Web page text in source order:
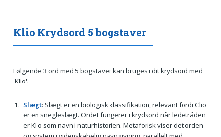
Klio Krydsord 5 bogstaver
Følgende 3 ord med 5 bogstaver kan bruges i dit krydsord med
'Klio'.
Slægt: Slægt er en biologisk klassifikation, relevant fordi Clio
er en snegleslægt. Ordet fungerer i krydsord når ledetråden
er Klio som navn i naturhistorien. Metaforisk viser det orden